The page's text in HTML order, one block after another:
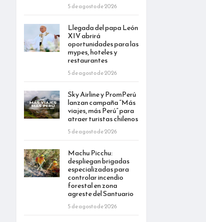
5 de agosto de 2026
Llegada del papa León
XIV abrirá
oportunidades para las
mypes, hoteles y
restaurantes
5 de agosto de 2026
Sky Airline y PromPerú
lanzan campaña “Más
viajes, más Perú” para
atraer turistas chilenos
5 de agosto de 2026
Machu Picchu:
despliegan brigadas
especializadas para
controlar incendio
forestal en zona
agreste del Santuario
5 de agosto de 2026